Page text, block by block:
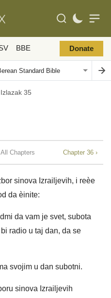
BBE Donate
Izlazak 35
Chapters Chapter 36 ›
sinova Izrailjevih, i reèe
da èinite:
da vam je svet, subota
radio u taj dan, da se
svojim u dan subotni.
sinova Izrailjevih